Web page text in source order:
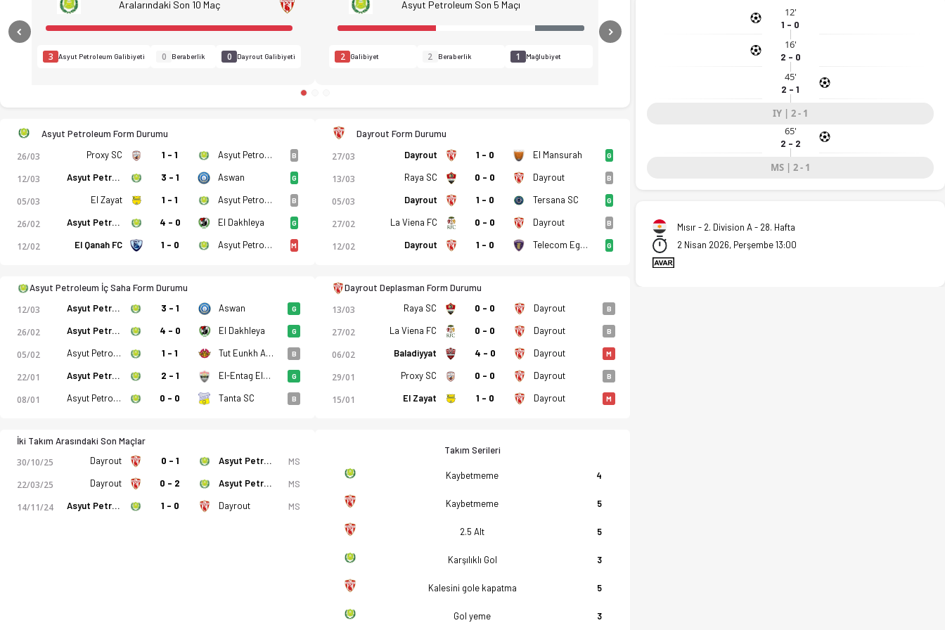
Aralarındaki Son 10 Maç
3 Asyut Petroleum Galibiyeti 0 Beraberlik 0 Dayrout Galibiyeti
Asyut Petroleum Son 5 Maçı
2 Galibiyet 2 Beraberlik 1 Mağlubiyet
Previous Next
Asyut Petroleum Form Durumu
26/03 Proxy SC 1 - 1 Asyut Petroleum B
12/03 Asyut Petroleum 3 - 1 Aswan G
05/03 El Zayat 1 - 1 Asyut Petroleum B
26/02 Asyut Petroleum 4 - 0 El Dakhleya G
12/02 El Qanah FC 1 - 0 Asyut Petroleum M
Dayrout Form Durumu
27/03 Dayrout 1 - 0 El Mansurah G
13/03 Raya SC 0 - 0 Dayrout B
05/03 Dayrout 1 - 0 Tersana SC G
27/02 La Viena FC 0 - 0 Dayrout B
12/02 Dayrout 1 - 0 Telecom Egypt G
Asyut Petroleum İç Saha Form Durumu
12/03 Asyut Petroleum 3 - 1 Aswan G
26/02 Asyut Petroleum 4 - 0 El Dakhleya G
05/02 Asyut Petroleum 1 - 1 Tut Eunkh Amw FC B
22/01 Asyut Petroleum 2 - 1 El-Entag El-Harby G
08/01 Asyut Petroleum 0 - 0 Tanta SC B
Dayrout Deplasman Form Durumu
13/03 Raya SC 0 - 0 Dayrout B
27/02 La Viena FC 0 - 0 Dayrout B
06/02 Baladiyyat 4 - 0 Dayrout M
29/01 Proxy SC 0 - 0 Dayrout B
15/01 El Zayat 1 - 0 Dayrout M
İki Takım Arasındaki Son Maçlar
30/10/25 Dayrout 0 - 1 Asyut Petroleum MS
22/03/25 Dayrout 0 - 2 Asyut Petroleum MS
14/11/24 Asyut Petroleum 1 - 0 Dayrout MS
Takım Serileri
Kaybetmeme 4
Kaybetmeme 5
2.5 Alt 5
Karşılıklı Gol 3
Kalesini gole kapatma 5
Gol yeme 3
12'
1 - 0
16'
2 - 0
45'
2 - 1
IY | 2 - 1
65'
2 - 2
MS | 2 - 1
Mısır - 2. Division A - 28. Hafta
2 Nisan 2026, Perşembe 13:00